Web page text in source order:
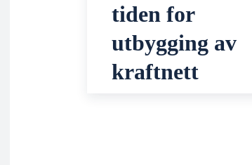
tiden for
utbygging av
kraftnett